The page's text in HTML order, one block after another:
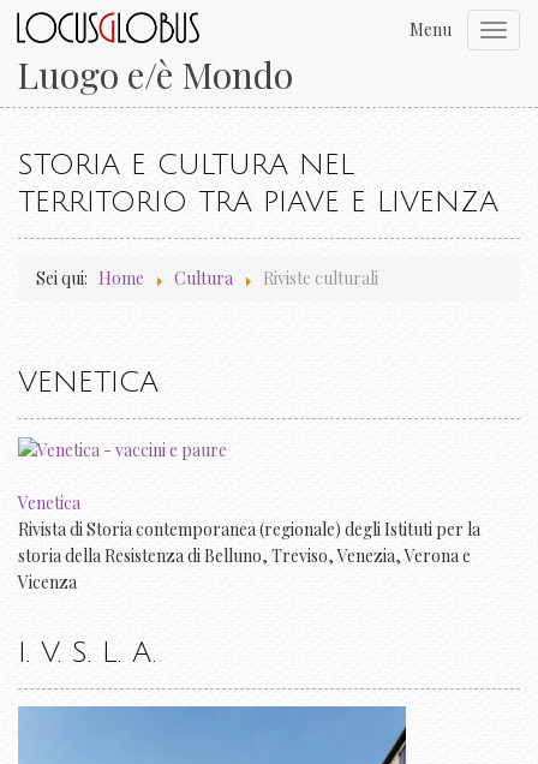
Luogo e/è Mondo
Menu
STORIA E CULTURA NEL
TERRITORIO TRA PIAVE E LIVENZA
Sei qui: Home Cultura Riviste culturali
VENETICA
Venetica
Rivista di Storia contemporanea (regionale) degli Istituti per la
storia della Resistenza di Belluno, Treviso, Venezia, Verona e
Vicenza
I. V. S. L. A.